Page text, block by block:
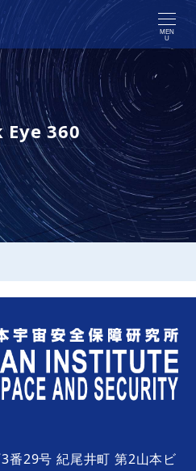
MEN
U
Eye 360
番29号 紀尾井町 第2山本ビ